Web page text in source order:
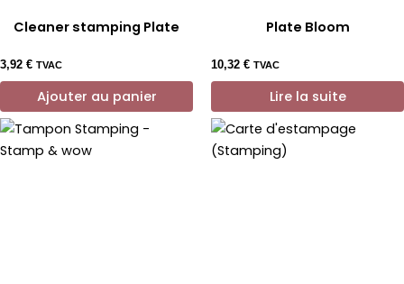
Cleaner stamping Plate
3,92 € TVAC
Ajouter au panier
Plate Bloom
10,32 € TVAC
Lire la suite